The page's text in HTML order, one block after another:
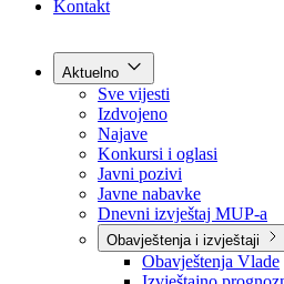
Kontakt
Aktuelno
Sve vijesti
Izdvojeno
Najave
Konkursi i oglasi
Javni pozivi
Javne nabavke
Dnevni izvještaj MUP-a